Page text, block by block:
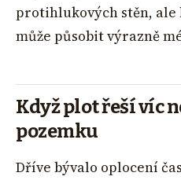
protihlukových stěn, ale
může působit výrazně
Když plot řeší víc
pozemku
Dříve bývalo oplocení